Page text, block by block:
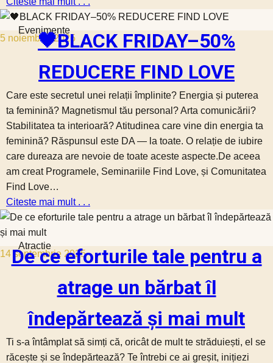
5 noiembrie 2025
Evenimente
🖤BLACK FRIDAY–50%
REDUCERE FIND LOVE
Care este secretul unei relații împlinite? Energia și puterea
ta feminină? Magnetismul tău personal? Arta comunicării?
Stabilitatea ta interioară? Atitudinea care vine din energia ta
feminină? Răspunsul este DA — la toate. O relație de iubire
care dureaza are nevoie de toate aceste aspecte.De aceea
am creat Programele, Seminariile Find Love, și Comunitatea
Find Love…
Citeste mai mult . . .
14 septembrie 2025
Atractie
De ce eforturile tale pentru a
atrage un bărbat îl
îndepărtează și mai mult
Ti s-a întâmplat să simți că, oricât de mult te străduiești, el se
răcește și se îndepărtează? Te întrebi ce ai greșit, inițiezi